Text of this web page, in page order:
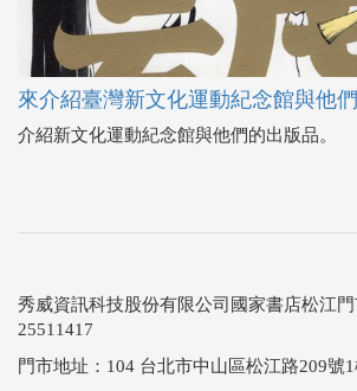
來介紹臺灣新文化運動紀念館與他
介紹新文化運動紀念館與他們的出版品。
秀威資訊科技股份有限公司國家書店松江
25511417
門市地址：104 台北市中山區松江路209號